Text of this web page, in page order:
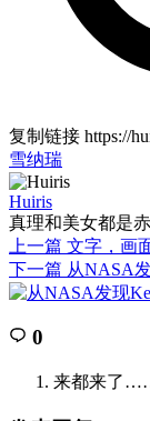
复制链接 https://
雪纳瑞
Huiris
真理和美女都是
上一篇 文字，画
下一篇 从NASA
0
来都来了